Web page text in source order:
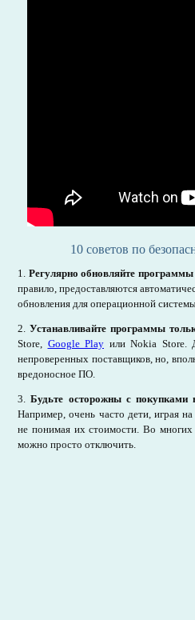
10 советов по
1. Регулярно обновляйте
правило, предоставляются
обновления для операционной
2. Устанавливайте программы
Store, Google Play или Nokia Store.
непроверенных поставщиков, но,
вредоносное ПО.
3.Будьте осторожны с
Например, очень часто дети, играя
не понимая их стоимости. Во
можно просто отключить.